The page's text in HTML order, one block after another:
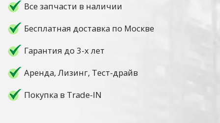
Все запчасти в наличии
Бесплатная доставка по Москве
Гарантия до 3-х лет
Аренда, Лизинг, Тест-драйв
Покупка в Trade-IN